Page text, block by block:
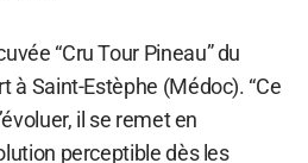
“Cru Tour Pineau” du
à Saint-Estèphe (Médoc). “Ce
il se remet en
perceptible dès les